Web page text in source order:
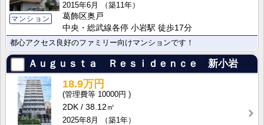
マンション
2015年6月
（築11年）
葛飾区奥戸
中央・総武線各停 小岩駅 徒歩17分
都心アクセス良好のファミリー向けマンションです！
Ａｕｇｕｓｔａ Ｒｅｓｉｄｅｎｃｅ 新小岩
18.9万円
10000円
2DK
38.12㎡
2025年8月
（築1年）